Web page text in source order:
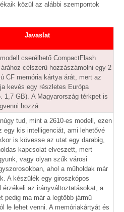
közül az alábbi szempontok
Javaslat
cserélhető CompactFlash
célszerű hozzászámolni egy 2
CF memória kártya árát, mert az
kevés egy részletes Európa
1,7 GB). A Magyarország térkpet is
hozzá.
tud, mint a 2610-es modell, ezen
egy kis intelligenciát, ami lehetővé
is kövesse az utat egy darabig,
kapcsolat elveszett, mert
vagy olyan szűk városi
ahol a műholdak már
A készülék egy giroszkópos
érzékeli az irányváltoztatásokat, a
pedig ma már a legtöbb jármű
le lehet venni. A memóriakártyát és